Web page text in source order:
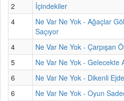
2
İçindekiler
4
Ne Var Ne Yok - Ağaçlar
Saçıyor
4
Ne Var Ne Yok - Çarpışan
5
Ne Var Ne Yok - Gelecekte
6
Ne Var Ne Yok - Dikenli
6
Ne Var Ne Yok - Oyun